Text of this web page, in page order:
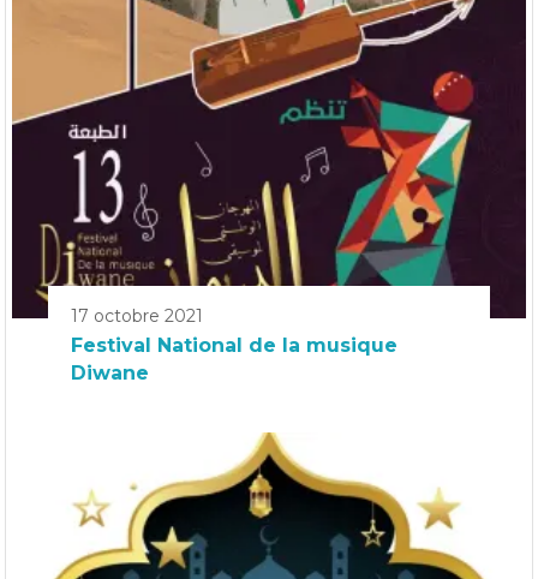
17 octobre 2021
Festival National de la musique
Diwane